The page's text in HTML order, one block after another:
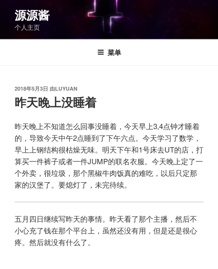
容
源源酱
个人主页
菜单
发
布
于
2018年5月3日 由LUYUAN
昨天晚上没睡着
昨天晚上不知道怎么回事没睡着，今天早上3,4点钟才睡着
的，导致今天中午2点睡到了下午六点。今天学习了数学，
早上上钢结构很枯燥无味。明天下午和1号床去UT的店，打
算买一件裤子或者一件JUMP的联名衣服。今天晚上定了一
个外卖，很垃圾，那个黑椒牛肉饭真的难吃，以后只定那
家的汉堡了。要熄灯了，未完待续。
五月四日继续写昨天的事情。昨天看了那个主播，然后不
小心充了钱在那个平台上，虽然还没有用，但是还是很心
疼。然后就没有什么了。